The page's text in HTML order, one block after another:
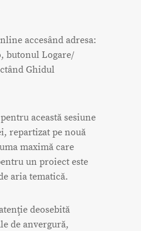
accesând adresa:
butonul Logare/
Ghidul
această sesiune
repartizat pe nouă
maximă care
un proiect este
aria tematică.
deosebită
de anvergură,